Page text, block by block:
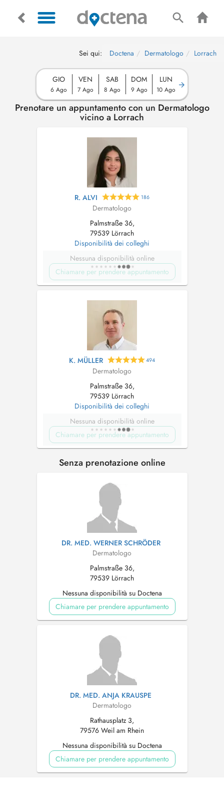
Sei qui: Doctena Dermatologo Lorrach
GIO
6 Ago
VEN
7 Ago
SAB
8 Ago
DOM
9 Ago
LUN
10 Ago
Prenotare un appuntamento con un Dermatologo
vicino a Lorrach
R. ALVI 186
Dermatologo
Palmstraße 36,
79539 Lörrach
Disponibilità dei colleghi
Nessuna disponibilità online
Chiamare per prendere appuntamento
K. MÜLLER 494
Dermatologo
Palmstraße 36,
79539 Lörrach
Disponibilità dei colleghi
Nessuna disponibilità online
Chiamare per prendere appuntamento
Senza prenotazione online
DR. MED. WERNER SCHRÖDER
Dermatologo
Palmstraße 36,
79539 Lörrach
Nessuna disponibilità su Doctena
Chiamare per prendere appuntamento
DR. MED. ANJA KRAUSPE
Dermatologo
Rathausplatz 3,
79576 Weil am Rhein
Nessuna disponibilità su Doctena
Chiamare per prendere appuntamento